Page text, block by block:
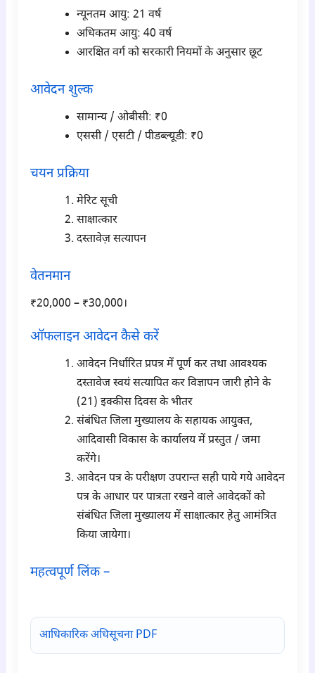
न्यूनतम आयु: 21 वर्ष
अधिकतम आयु: 40 वर्ष
आरक्षित वर्ग को सरकारी नियमों के अनुसार छूट
आवेदन शुल्क
सामान्य / ओबीसी: ₹0
एससी / एसटी / पीडब्ल्यूडी: ₹0
चयन प्रक्रिया
मेरिट सूची
साक्षात्कार
दस्तावेज़ सत्यापन
वेतनमान
₹20,000 – ₹30,000।
ऑफलाइन आवेदन कैसे करें
आवेदन निर्धारित प्रपत्र में पूर्ण कर तथा आवश्यक
दस्तावेज स्वयं सत्यापित कर विज्ञापन जारी होने के
(21) इक्कीस दिवस के भीतर
संबंधित जिला मुख्यालय के सहायक आयुक्त,
आदिवासी विकास के कार्यालय में प्रस्तुत / जमा
करेंगे।
आवेदन पत्र के परीक्षण उपरान्त सही पाये गये आवेदन
पत्र के आधार पर पात्रता रखने वाले आवेदकों को
संबंधित जिला मुख्यालय में साक्षात्कार हेतु आमंत्रित
किया जायेगा।
महत्वपूर्ण लिंक –
आधिकारिक अधिसूचना PDF